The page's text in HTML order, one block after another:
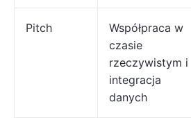
Pitch
Współpraca w
czasie
rzeczywistym i
integracja
danych